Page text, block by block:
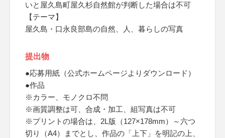
いと屋久島町屋久杉自然館が判断した場合は不可
【テーマ】
屋久島・口永良部島の自然、人、暮らしの写真
提出物
●応募用紙（公式ホームページよりダウンロード）
●作品
※カラー、モノクロ不問
※画質調整は可、合成・加工、組写真は不可
※プリントの場合は、2L版（127×178mm）～六つ
切り（A4）までとし、作品の「上下」を明記の上、